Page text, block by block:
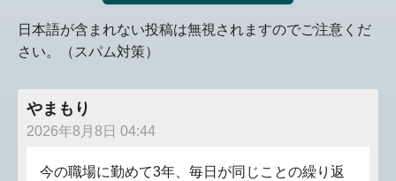
日本語が含まれない投稿は無視されますのでご注意くだ
さい。（スパム対策）
やまもり
2026年8月8日 04:44
今の職場に勤めて3年、毎日が同じことの繰り返